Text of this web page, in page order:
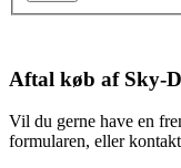
Aftal køb af Sky-
Vil du gerne have en
formularen, eller